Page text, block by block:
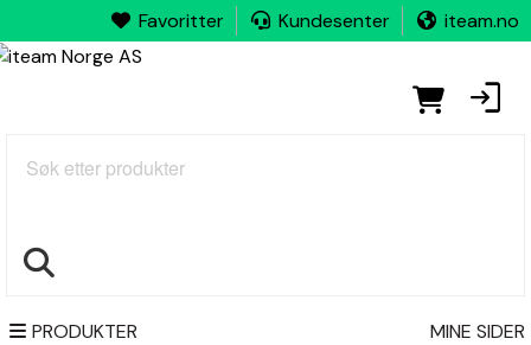
Favoritter Kundesenter iteam.no
Søk
PRODUKTER MINE SIDER